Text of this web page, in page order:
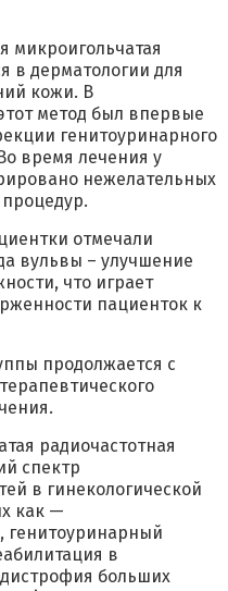
микроигольчатая
в дерматологии для
кожи. В
метод был впервые
генитоуринарного
время лечения у
нежелательных
отмечали
вульвы – улучшение
что играет
пациенток к
продолжается с
радиочастотная
спектр
в гинекологической
как —
генитоуринарный
в
больших